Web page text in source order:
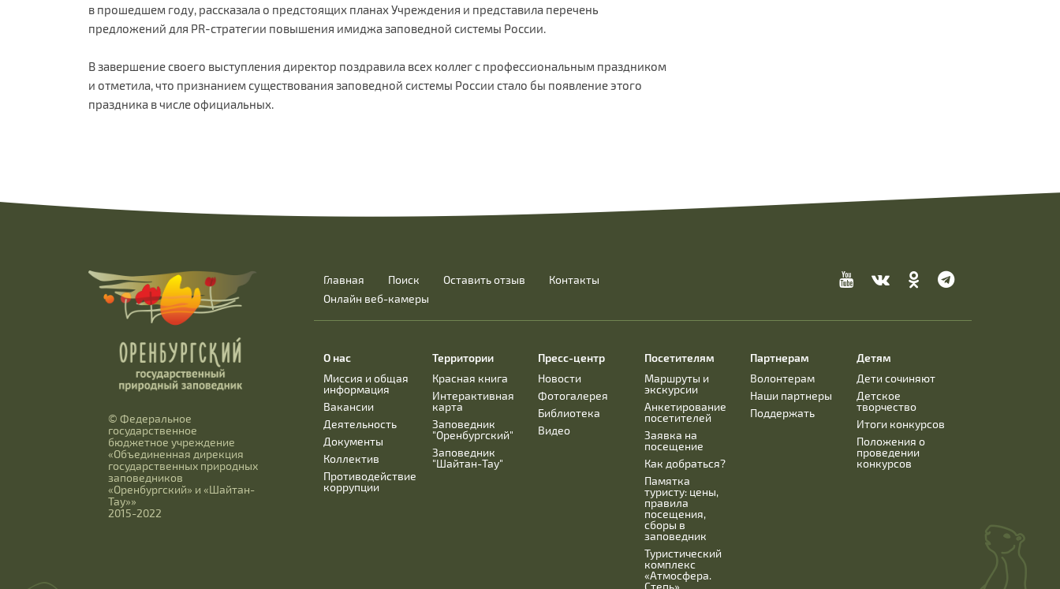
в прошедшем году, рассказала о предстоящих планах Учреждения и представила перечень
предложений для PR-стратегии повышения имиджа заповедной системы России.
В завершение своего выступления директор поздравила всех коллег с профессиональным праздником
и отметила, что признанием существования заповедной системы России стало бы появление этого
праздника в числе официальных.
© Федеральное
государственное
бюджетное учреждение
«Объединенная дирекция
государственных природных
заповедников
«Оренбургский» и «Шайтан-
Тау»»
2015-2022
Главная Поиск Оставить отзыв
Контакты
Онлайн веб-камеры
О нас
Миссия и общая
информация
Вакансии
Деятельность
Документы
Коллектив
Противодействие
коррупции
Территории
Красная книга
Интерактивная
карта
Заповедник
"Оренбургский"
Заповедник
"Шайтан-Тау"
Пресс-центр
Новости
Фотогалерея
Библиотека
Видео
Посетителям
Маршруты и
экскурсии
Анкетирование
посетителей
Заявка на
посещение
Как добраться?
Памятка
туристу: цены,
правила
посещения,
сборы в
заповедник
Туристический
комплекс
«Атмосфера.
Степь»
Партнерам
Волонтерам
Наши партнеры
Поддержать
Детям
Дети сочиняют
Детское
творчество
Итоги конкурсов
Положения о
проведении
конкурсов